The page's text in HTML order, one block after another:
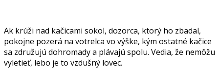
Ak krúži nad kačicami sokol, dozorca, ktorý ho zbadal,
pokojne pozerá na votrelca vo výške, kým ostatné kačice
sa združujú dohromady a plávajú spolu. Vedia, že nemôžu
vyletieť, lebo je to vzdušný lovec.